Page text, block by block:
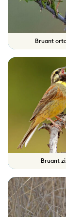
Bruant
Bruant